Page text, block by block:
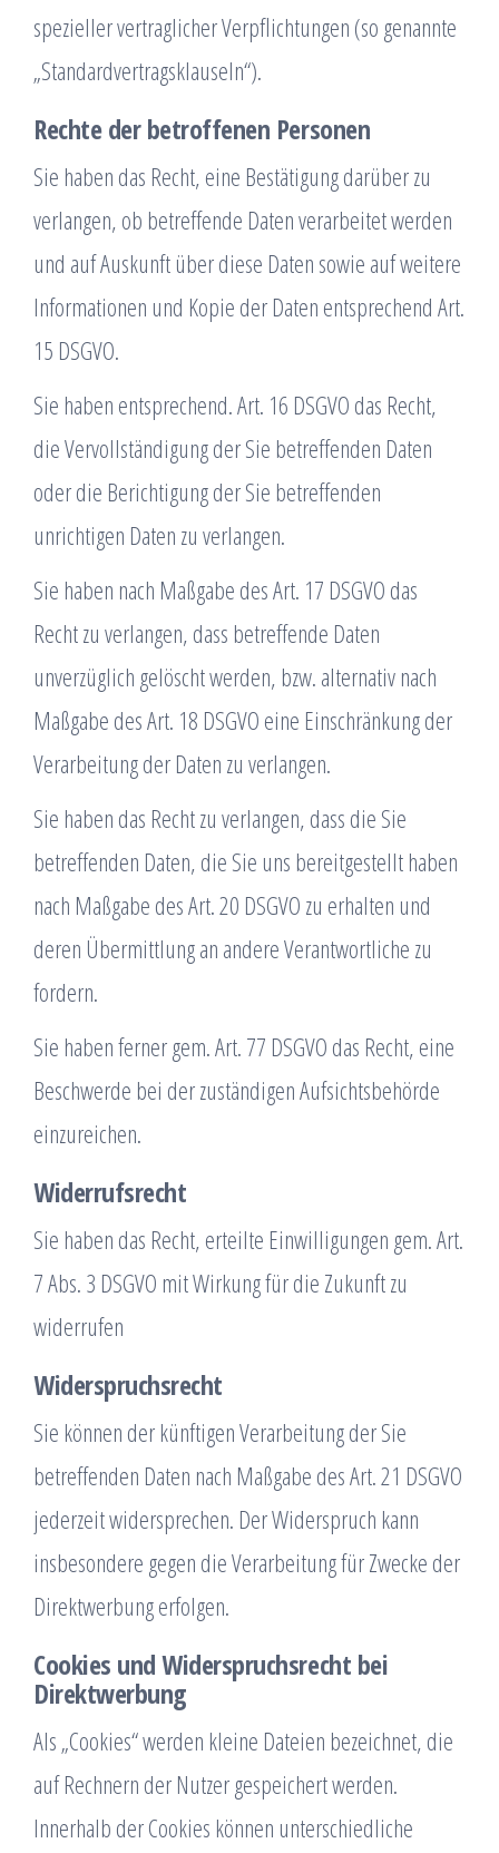
spezieller vertraglicher Verpflichtungen (so genannte
„Standardvertragsklauseln“).
Rechte der betroffenen Personen
Sie haben das Recht, eine Bestätigung darüber zu
verlangen, ob betreffende Daten verarbeitet werden
und auf Auskunft über diese Daten sowie auf weitere
Informationen und Kopie der Daten entsprechend Art.
15 DSGVO.
Sie haben entsprechend. Art. 16 DSGVO das Recht,
die Vervollständigung der Sie betreffenden Daten
oder die Berichtigung der Sie betreffenden
unrichtigen Daten zu verlangen.
Sie haben nach Maßgabe des Art. 17 DSGVO das
Recht zu verlangen, dass betreffende Daten
unverzüglich gelöscht werden, bzw. alternativ nach
Maßgabe des Art. 18 DSGVO eine Einschränkung der
Verarbeitung der Daten zu verlangen.
Sie haben das Recht zu verlangen, dass die Sie
betreffenden Daten, die Sie uns bereitgestellt haben
nach Maßgabe des Art. 20 DSGVO zu erhalten und
deren Übermittlung an andere Verantwortliche zu
fordern.
Sie haben ferner gem. Art. 77 DSGVO das Recht, eine
Beschwerde bei der zuständigen Aufsichtsbehörde
einzureichen.
Widerrufsrecht
Sie haben das Recht, erteilte Einwilligungen gem. Art.
7 Abs. 3 DSGVO mit Wirkung für die Zukunft zu
widerrufen
Widerspruchsrecht
Sie können der künftigen Verarbeitung der Sie
betreffenden Daten nach Maßgabe des Art. 21 DSGVO
jederzeit widersprechen. Der Widerspruch kann
insbesondere gegen die Verarbeitung für Zwecke der
Direktwerbung erfolgen.
Cookies und Widerspruchsrecht bei
Direktwerbung
Als „Cookies“ werden kleine Dateien bezeichnet, die
auf Rechnern der Nutzer gespeichert werden.
Innerhalb der Cookies können unterschiedliche